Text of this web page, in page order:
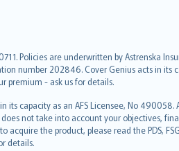
Policies are underwritten by Astrenska
number 202846. Cover Genius acts in its
premium - ask us for details.
its capacity as an AFS Licensee, No
not take into account your objectives,
the product, please read the PDS,
details.